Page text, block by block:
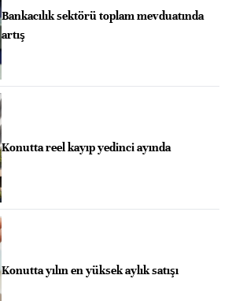
Bankacılık sektörü toplam mevduatında
artış
Konutta reel kayıp yedinci ayında
Konutta yılın en yüksek aylık satışı